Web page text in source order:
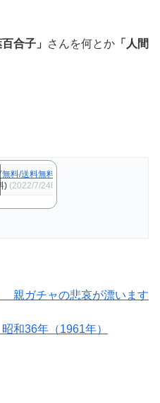
百合子」 さんを何とか 「人間
無料/送料無料】二葉百合子 ベスト CD2
) (2022/7/24時点)
ガチャの悲哀が漂います
36年（1961年）